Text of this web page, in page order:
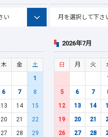
木 金
土
1
6 7
8
13 14
15
20 21
22
27 28
29
2026年7月
日 月 火
1
5
6 7
12
13 14
19
20 21
26
27 28